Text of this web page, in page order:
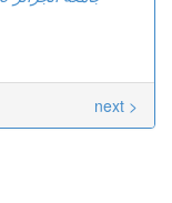
next >